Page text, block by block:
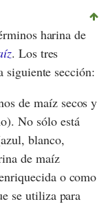
harina de
. Los tres
siguiente sección:
de maíz secos y
No sólo está
blanco,
de maíz
o como
se utiliza para